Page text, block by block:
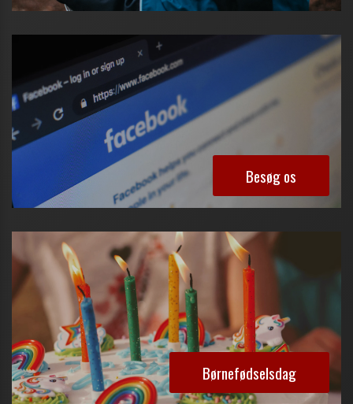
Besøg os
Børnefødselsdag